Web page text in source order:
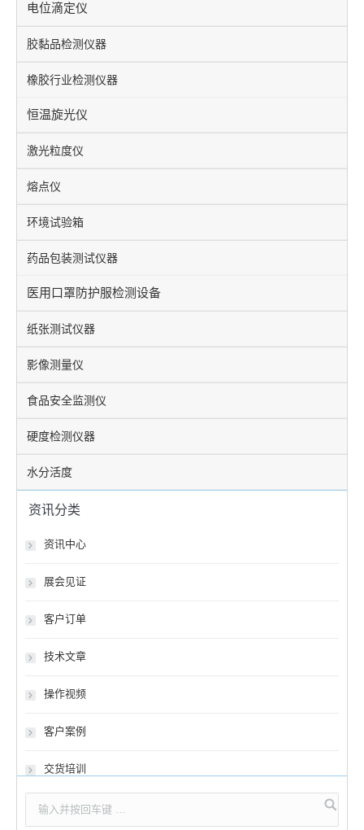
电位滴定仪
胶黏品检测仪器
橡胶行业检测仪器
恒温旋光仪
激光粒度仪
熔点仪
环境试验箱
药品包装测试仪器
医用口罩防护服检测设备
纸张测试仪器
影像测量仪
食品安全监测仪
硬度检测仪器
水分活度
资讯分类
资讯中心
展会见证
客户订单
技术文章
操作视频
客户案例
交货培训